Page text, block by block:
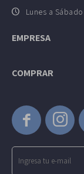
 
Lunes a
EMPRESA
COMPRAR